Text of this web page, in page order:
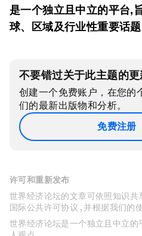
是一个独立且中立的平台,
球、区域及行业性重要话题
不要错过关于此主题的更
创建一个免费账户，在您的
们的最新出版物和分析。
免费注册
许可和重新发布
世界经济论坛的文章可依照知识
国际公共许可协议 , 并根据我们的
世界经济论坛是一个独立且中立